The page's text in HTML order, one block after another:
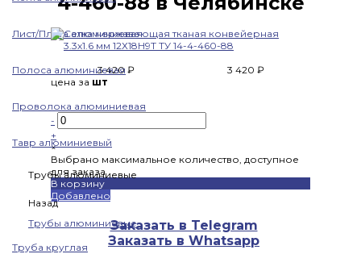
Лист/Плита алюминиевая
Полоса алюминиевая
Проволока алюминиевая
Тавр алюминиевый
Трубы алюминиевые
Назад
Трубы алюминиевые
Труба круглая
3 420 ₽
3 420 ₽
цена за шт
-
+
×
Выбрано максимальное количество, доступное
для заказа
В корзину
Добавлено
Заказать в Telegram
Заказать в Whatsapp